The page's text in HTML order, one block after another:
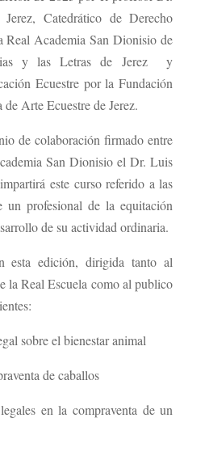
Catedrático de Derecho
Academia San Dionisio de
y las Letras de Jerez y
Ecuestre por la Fundación
Arte Ecuestre de Jerez.
de colaboración firmado entre
San Dionisio el Dr. Luis
este curso referido a las
un profesional de la equitación
de su actividad ordinaria.
esta edición, dirigida tanto al
la Real Escuela como al publico
sobre el bienestar animal
de caballos
en la compraventa de un